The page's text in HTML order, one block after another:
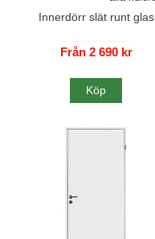
Innerdörr slät runt glas
Från 2 690 kr
Köp